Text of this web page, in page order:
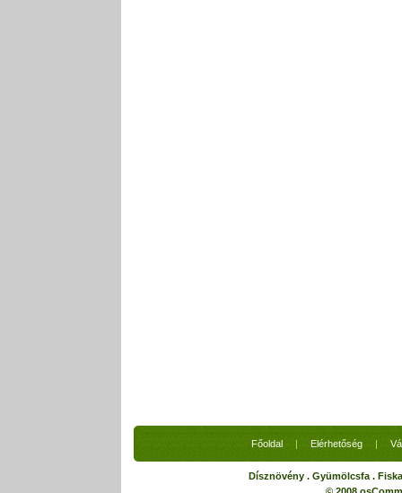
Főoldal | Elérhetőség |
Dísznövény . Gyümölcsfa .